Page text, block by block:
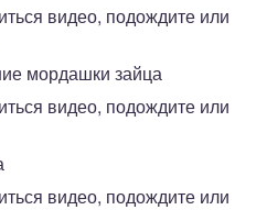
видео, подождите или
мордашки зайца
видео, подождите или
видео, подождите или